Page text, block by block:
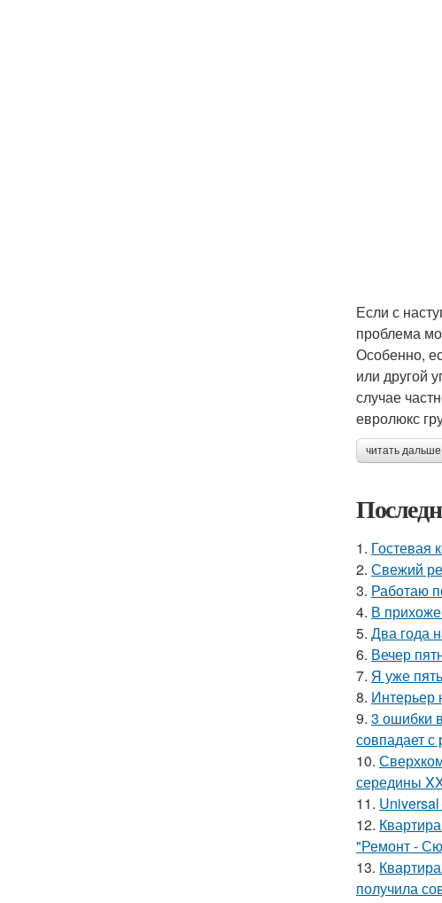
Если с
проблема
Особенно,
или другой
случае
евролюкс
читать
1. Гостевая
2. Свежий
3. Работаю
4. В
5. Два года
6. Вечер
7. Я уже
8. Интерьер
9. 3 ошибки
совпадает с
10.
середины
11.
12.
"Ремонт -
13.
получила